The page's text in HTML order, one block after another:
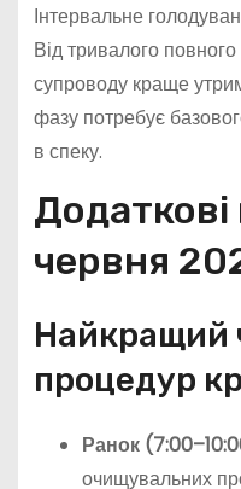
Інтервальне
Від тривалого
супроводу краще
фазу потребує
в спеку.
червня
Найкращий
процедур
Ранок
очищувальних